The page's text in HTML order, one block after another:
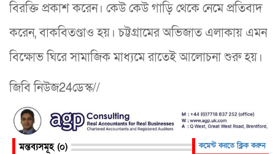
বিরক্তি প্রকাশ করেন। কেউ কেউ গাড়ি থেকে নেমে প্রতিবাদ
করেন, বাকবিতণ্ডাও হয়। চট্টগ্রামের অভিজাত এলাকায় এমন
বিক্ষোভ ঘিরে সামাজিক মাধ্যমে রাতেই আলোচনা শুরু হয়।
জিবি নিউজ24ডেস্ক//
মন্তব্যসমূহ (০) কমেন্ট করতে ক্লিক করুন